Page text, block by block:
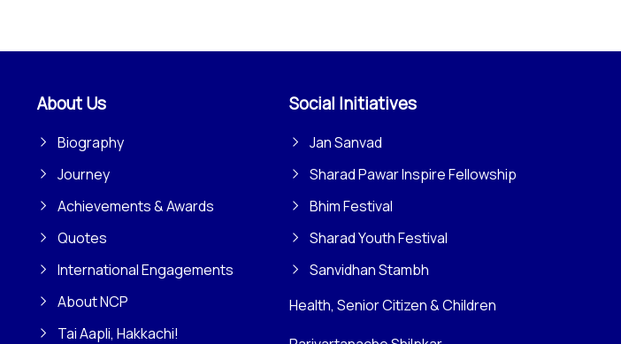
About Us
Biography
Journey
Achievements & Awards
Quotes
International Engagements
About NCP
Tai Aapli, Hakkachi!
Social Initiatives
Jan Sanvad
Sharad Pawar Inspire Fellowship
Bhim Festival
Sharad Youth Festival
Sanvidhan Stambh
Health, Senior Citizen & Children